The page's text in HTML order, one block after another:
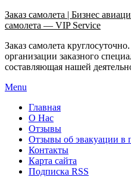
Заказ самолета | Бизнес
самолета — VIP Service
Заказ самолета
организации заказного
составляющая нашей
Menu
Главная
О Нас
Отзывы
Отзывы об эвакуации в
Контакты
Карта сайта
Подписка RSS